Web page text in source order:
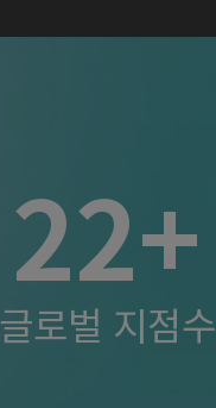
22+
글로벌 지점수